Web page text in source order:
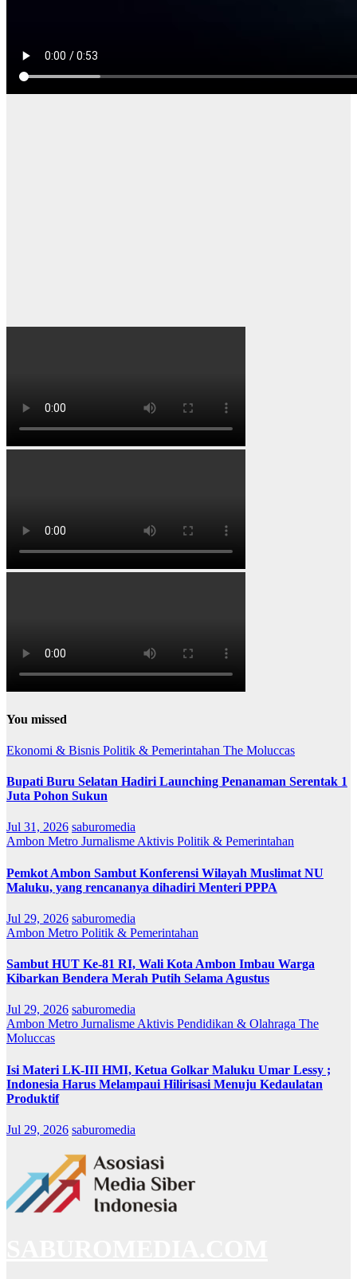
You missed
Ekonomi & Bisnis Politik & Pemerintahan The Moluccas
Bupati Buru Selatan Hadiri Launching Penanaman Serentak 1
Juta Pohon Sukun
Jul 31, 2026 saburomedia
Ambon Metro Jurnalisme Aktivis Politik & Pemerintahan
Pemkot Ambon Sambut Konferensi Wilayah Muslimat NU
Maluku, yang rencananya dihadiri Menteri PPPA
Jul 29, 2026 saburomedia
Ambon Metro Politik & Pemerintahan
Sambut HUT Ke-81 RI, Wali Kota Ambon Imbau Warga
Kibarkan Bendera Merah Putih Selama Agustus
Jul 29, 2026 saburomedia
Ambon Metro Jurnalisme Aktivis Pendidikan & Olahraga The
Moluccas
Isi Materi LK-III HMI, Ketua Golkar Maluku Umar Lessy ;
Indonesia Harus Melampaui Hilirisasi Menuju Kedaulatan
Produktif
Jul 29, 2026 saburomedia